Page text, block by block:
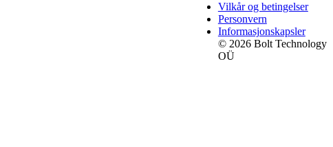
Vilkår og betingelser
Personvern
Informasjonskapsler
© 2026 Bolt Technology
OÜ